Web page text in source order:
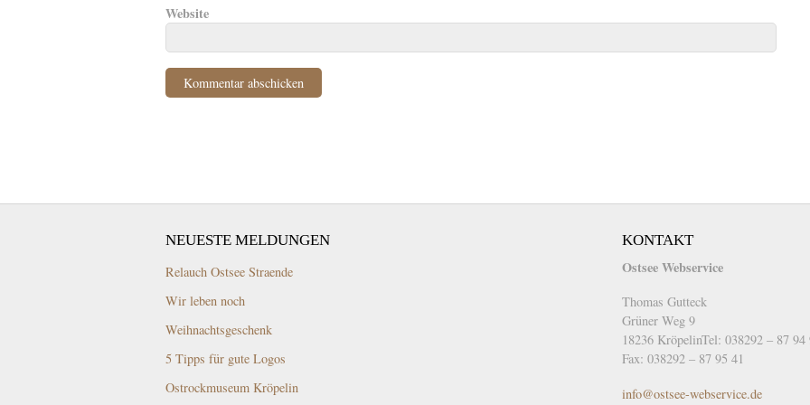
Website
NEUESTE MELDUNGEN
Relauch Ostsee Straende
Wir leben noch
Weihnachtsgeschenk
5 Tipps für gute Logos
Ostrockmuseum Kröpelin
KONTAKT
Ostsee Webservice
Thomas Gutteck
Grüner Weg 9
18236 KröpelinTel: 038292 – 87 94
Fax: 038292 – 87 95 41
info@ostsee-webservice.de